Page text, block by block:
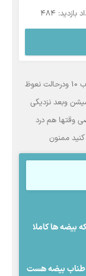
بازدید: 484
سلام اقای دکتر خسته نباشید الت بنده درحالت خواب ۱۰ ودرحالت نعوظ
وبعد نزدیکی
وقتها هم درد
ممنون
درحالت نعوظ ۱۵ سانت که بیضه ها کاملا
بیضه هست